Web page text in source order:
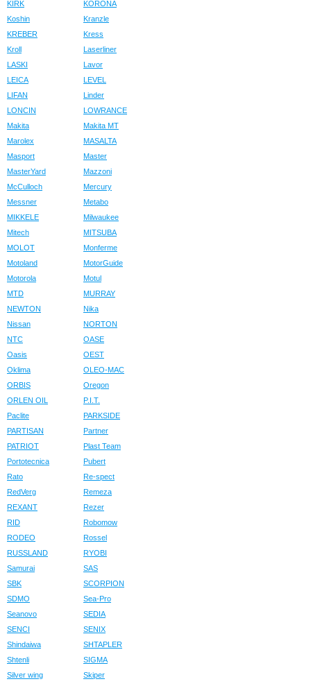
KIRK
KORONA
Koshin
Kranzle
KREBER
Kress
Kroll
Laserliner
LASKI
Lavor
LEICA
LEVEL
LIFAN
Linder
LONCIN
LOWRANCE
Makita
Makita MT
Marolex
MASALTA
Masport
Master
MasterYard
Mazzoni
McCulloch
Mercury
Messner
Metabo
MIKKELE
Milwaukee
Mitech
MITSUBA
MOLOT
Monferme
Motoland
MotorGuide
Motorola
Motul
MTD
MURRAY
NEWTON
Nika
Nissan
NORTON
NTC
OASE
Oasis
OEST
Oklima
OLEO-MAC
ORBIS
Oregon
ORLEN OIL
P.I.T.
Paclite
PARKSIDE
PARTISAN
Partner
PATRIOT
Plast Team
Portotecnica
Pubert
Rato
Re-spect
RedVerg
Remeza
REXANT
Rezer
RID
Robomow
RODEO
Rossel
RUSSLAND
RYOBI
Samurai
SAS
SBK
SCORPION
SDMO
Sea-Pro
Seanovo
SEDIA
SENCI
SENIX
Shindaiwa
SHTAPLER
Shtenli
SIGMA
Silver wing
Skiper